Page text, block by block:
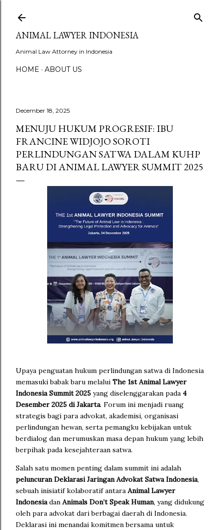
ANIMAL LAWYER INDONESIA
Animal Law Attorney in Indonesia
HOME ABOUT US
December 18, 2025
MENUJU HUKUM PROGRESIF: IBU
FRANCINE WIDJOJO SOROTI
PERLINDUNGAN SATWA DALAM KUHP
BARU DI ANIMAL LAWYER SUMMIT 2025
Upaya penguatan hukum perlindungan satwa di Indonesia
memasuki babak baru melalui The 1st Animal Lawyer
Indonesia Summit 2025 yang diselenggarakan pada 4
Desember 2025 di Jakarta. Forum ini menjadi ruang
strategis bagi para advokat, akademisi, organisasi
perlindungan hewan, serta pemangku kebijakan untuk
berdialog dan merumuskan masa depan hukum yang lebih
berpihak pada kesejahteraan satwa.
Salah satu momen penting dalam summit ini adalah
peluncuran Deklarasi Jaringan Advokat Satwa Indonesia,
sebuah inisiatif kolaboratif antara Animal Lawyer
Indonesiadan Animals Don’t Speak Human, yang didukung
oleh para advokat dari berbagai daerah di Indonesia.
Deklarasi ini menandai komitmen bersama untuk